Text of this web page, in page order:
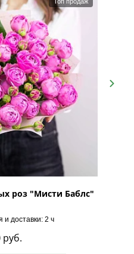
роз "Мисти Баблс"
и доставки: 2 ч
руб.